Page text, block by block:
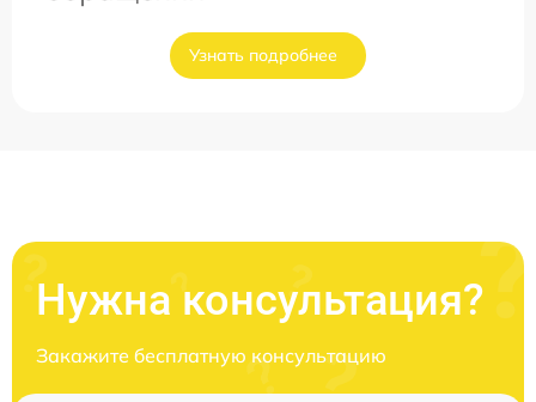
Узнать подробнее
Нужна консультация?
Закажите бесплатную консультацию